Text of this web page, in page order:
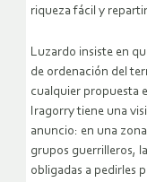
riqueza fácil y
Luzardo insiste en
de ordenación del
cualquier propuesta
Iragorry tiene una
anuncio: en una
grupos guerrilleros,
obligadas a pedirles